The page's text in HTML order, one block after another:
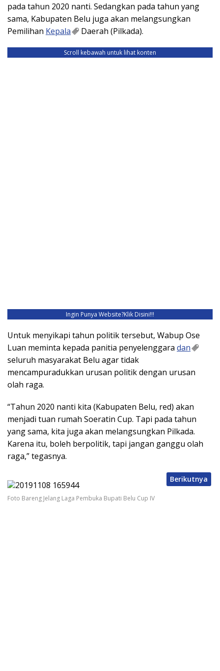
pada tahun 2020 nanti. Sedangkan pada tahun yang
sama, Kabupaten Belu juga akan melangsungkan
Pemilihan Kepala Daerah (Pilkada).
Scroll kebawah untuk lihat konten
Ingin Punya Website?Klik Disini!!!
Untuk menyikapi tahun politik tersebut, Wabup Ose
Luan meminta kepada panitia penyelenggara dan
seluruh masyarakat Belu agar tidak
mencampuradukkan urusan politik dengan urusan
olah raga.
“Tahun 2020 nanti kita (Kabupaten Belu, red) akan
menjadi tuan rumah Soeratin Cup. Tapi pada tahun
yang sama, kita juga akan melangsungkan Pilkada.
Karena itu, boleh berpolitik, tapi jangan ganggu olah
raga,” tegasnya.
Foto Bareng Jelang Laga Pembuka Bupati Belu Cup IV
Berikutnya